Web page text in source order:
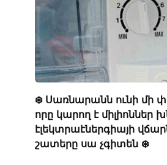
❄️ Սառնարանն ունի մի
որը կարող է միլիոններ
էլեկտրաէներգիայի
շատերը սա չգիտեն ❄️